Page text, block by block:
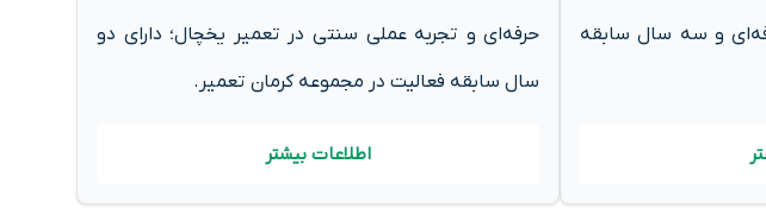
و سه سال سابقه
حرفه‌ای و تجربه عملی سنتی در تعمیر یخچال؛ دارای دو
سال سابقه فعالیت در مجموعه کرمان تعمیر.
اطلاعات بیشتر